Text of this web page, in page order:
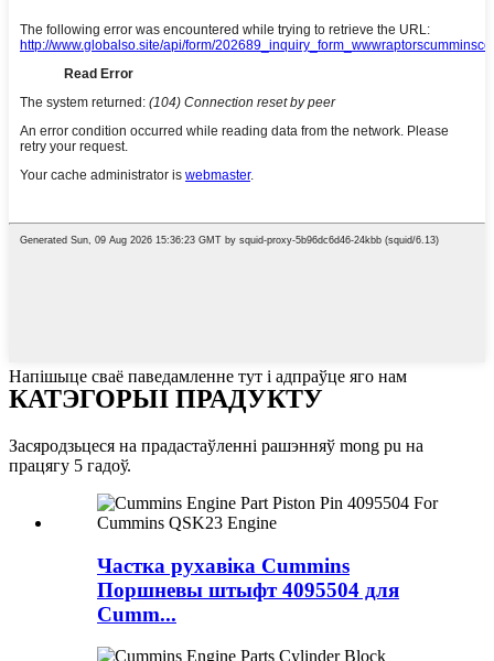
Напішыце сваё паведамленне тут і адпраўце яго нам
КАТЭГОРЫІ ПРАДУКТУ
Засяродзьцеся на прадастаўленні рашэнняў mong pu на
працягу 5 гадоў.
Частка рухавіка Cummins
Поршневы штыфт 4095504 для
Cumm...